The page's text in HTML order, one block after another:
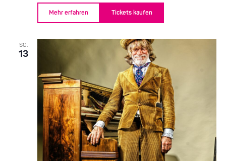
Mehr erfahren Tickets kaufen
SO.
13